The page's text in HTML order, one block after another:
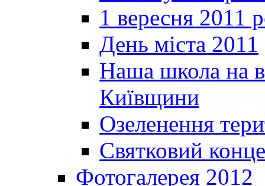
1 вересня 2011
День міста 2011
Наша школа на
Київщини
Озеленення
Святковий
Фотогалерея 2012